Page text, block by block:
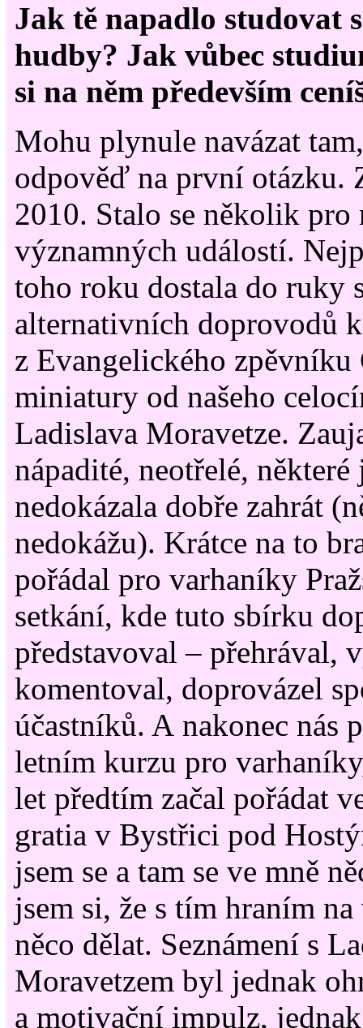
Jak tě napadlo studovat
hudby? Jak vůbec
si na něm především
Mohu plynule navázat
odpověď na první otázku.
2010. Stalo se několik pro
významných událostí.
toho roku dostala do ruky
alternativních doprovodů
z Evangelického zpěvníku
miniatury od našeho
Ladislava Moravetze.
nápadité, neotřelé,
nedokázala dobře zahrát
nedokážu). Krátce na to
pořádal pro varhaníky
setkání, kde tuto sbírku
představoval – přehrával,
komentoval, doprovázel
účastníků. A nakonec nás
letním kurzu pro
let předtím začal pořádat
gratia v Bystřici pod
jsem se a tam se ve mně
jsem si, že s tím hraním
něco dělat. Seznámení s
Moravetzem byl jednak
a motivační impulz,